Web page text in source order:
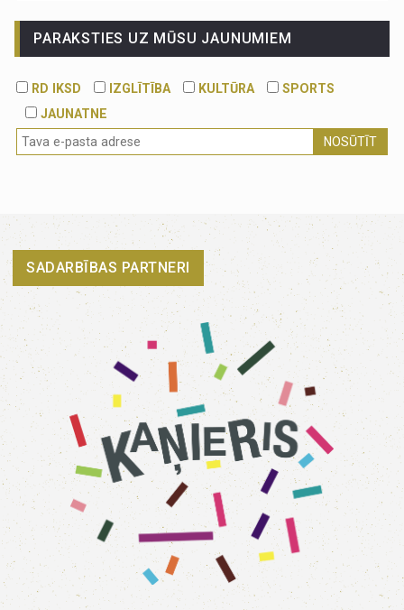
PARAKSTIES UZ MŪSU JAUNUMIEM
RD IKSD IZGLĪTĪBA KULTŪRA
SPORTS
JAUNATNE
NOSŪTĪT
SADARBĪBAS PARTNERI